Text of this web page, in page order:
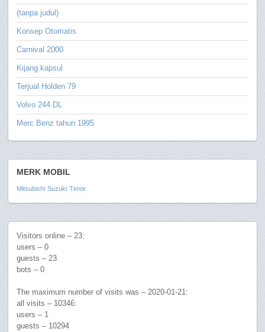
(tanpa judul)
Konsep Otomatis
Carnival 2000
Kijang kapsul
Terjual Holden 79
Volvo 244 DL
Merc Benz tahun 1995
MERK MOBIL
Mitsubishi Suzuki Timor
Visitors online – 23:
users – 0
guests – 23
bots – 0
The maximum number of visits was – 2020-01-21:
all visits – 10346:
users – 1
guests – 10294